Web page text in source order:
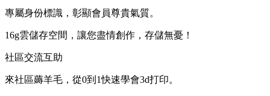
專屬身份標識，彰顯會員尊貴氣質。
16g雲儲存空間，讓您盡情創作，存儲無憂！
社區交流互助
來社區薅羊毛，從0到1快速學會3d打印。